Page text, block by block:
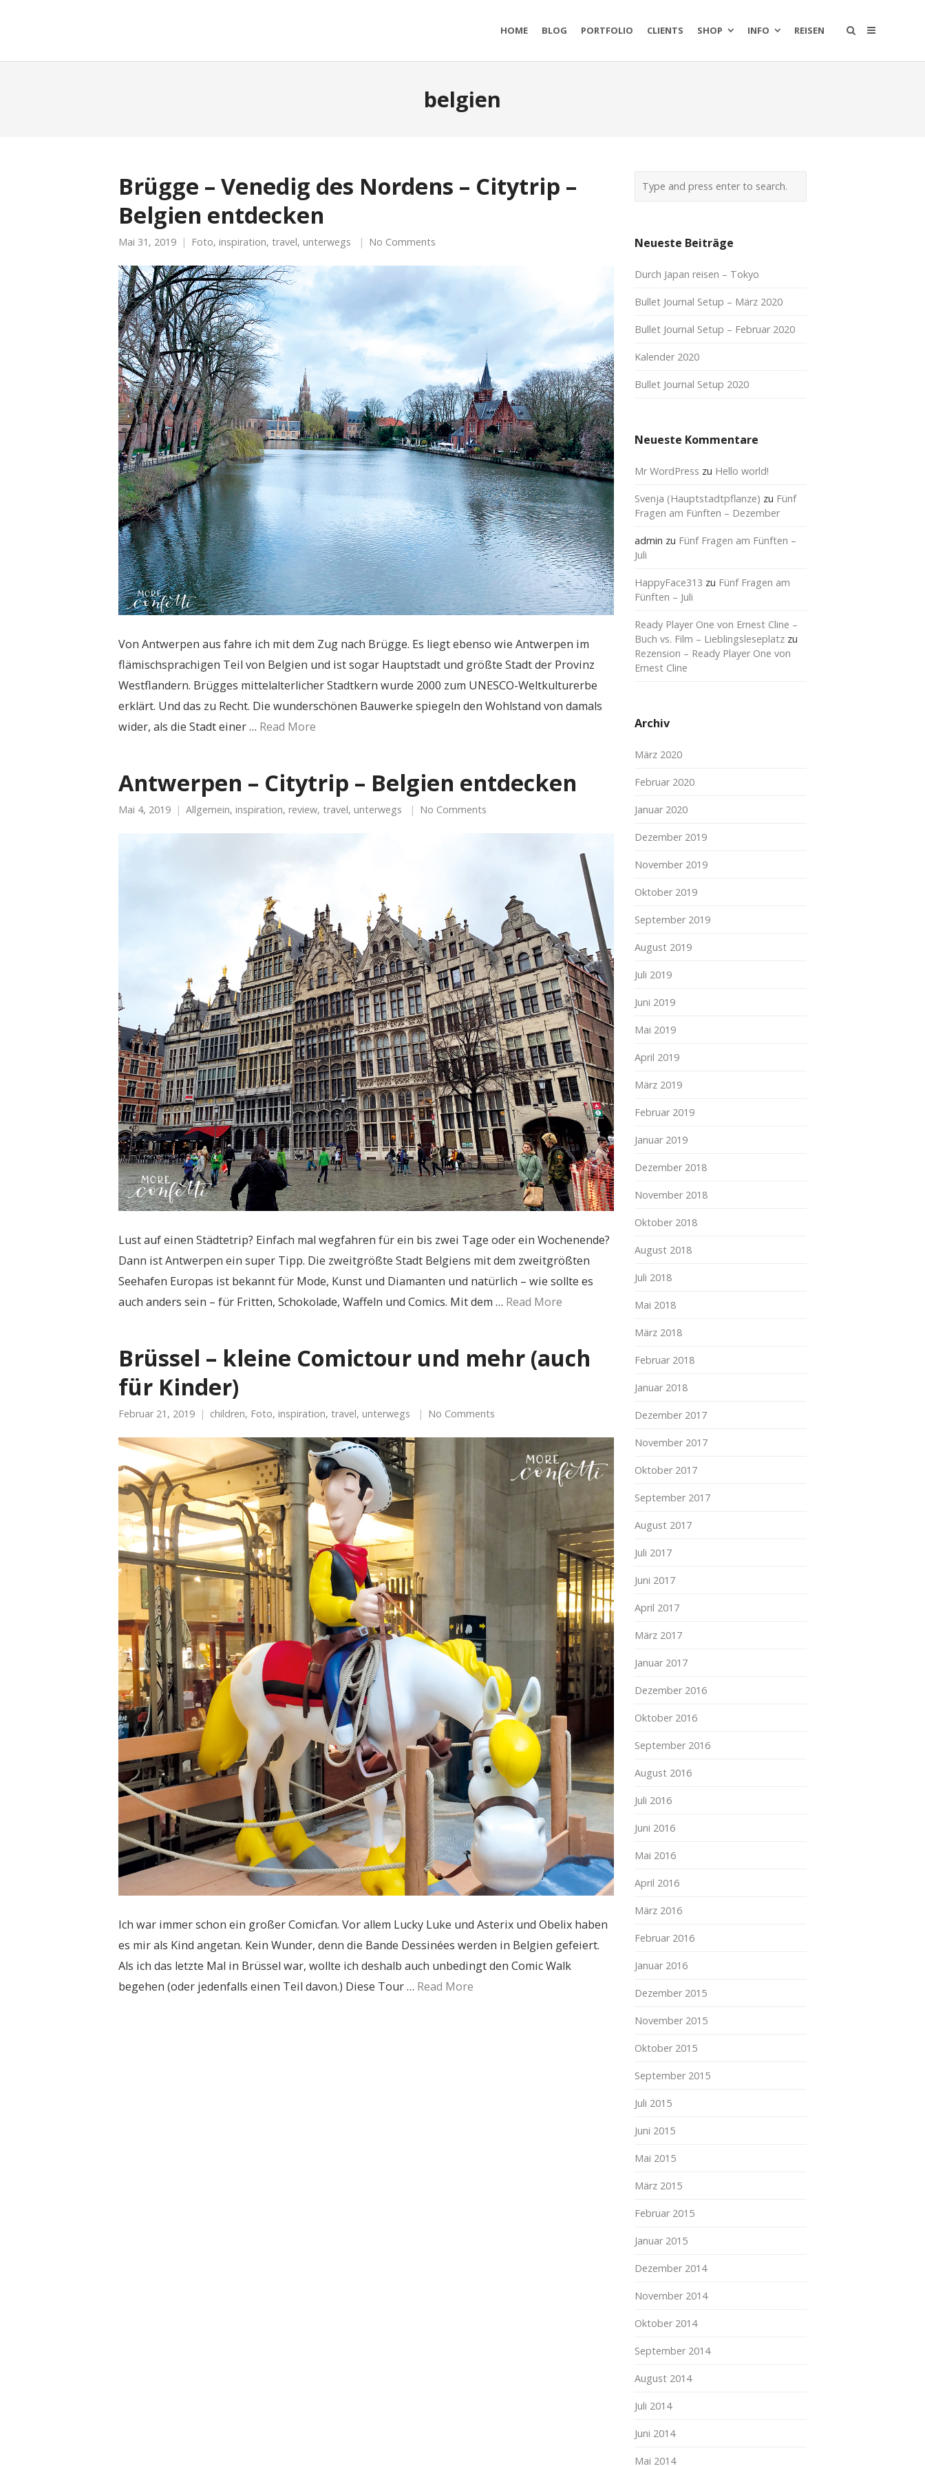
HOME BLOG PORTFOLIO CLIENTS SHOP INFO REISEN
belgien
Brügge – Venedig des Nordens – Citytrip –
Belgien entdecken
Mai 31, 2019 Foto, inspiration, travel, unterwegs No Comments
Von Antwerpen aus fahre ich mit dem Zug nach Brügge. Es liegt ebenso wie Antwerpen im
flämischsprachigen Teil von Belgien und ist sogar Hauptstadt und größte Stadt der Provinz
Westflandern. Brügges mittelalterlicher Stadtkern wurde 2000 zum UNESCO-Weltkulturerbe
erklärt. Und das zu Recht. Die wunderschönen Bauwerke spiegeln den Wohlstand von damals
wider, als die Stadt einer … Read More
Antwerpen – Citytrip – Belgien entdecken
Mai 4, 2019 Allgemein, inspiration, review, travel, unterwegs No Comments
Lust auf einen Städtetrip? Einfach mal wegfahren für ein bis zwei Tage oder ein Wochenende?
Dann ist Antwerpen ein super Tipp. Die zweitgrößte Stadt Belgiens mit dem zweitgrößten
Seehafen Europas ist bekannt für Mode, Kunst und Diamanten und natürlich – wie sollte es
auch anders sein – für Fritten, Schokolade, Waffeln und Comics. Mit dem … Read More
Brüssel – kleine Comictour und mehr (auch
für Kinder)
Februar 21, 2019 children, Foto, inspiration, travel, unterwegs No Comments
Ich war immer schon ein großer Comicfan. Vor allem Lucky Luke und Asterix und Obelix haben
es mir als Kind angetan. Kein Wunder, denn die Bande Dessinées werden in Belgien gefeiert.
Als ich das letzte Mal in Brüssel war, wollte ich deshalb auch unbedingt den Comic Walk
begehen (oder jedenfalls einen Teil davon.) Diese Tour … Read More
Neueste Beiträge
Durch Japan reisen – Tokyo
Bullet Journal Setup – März 2020
Bullet Journal Setup – Februar 2020
Kalender 2020
Bullet Journal Setup 2020
Neueste Kommentare
Mr WordPress zu Hello world!
Svenja (Hauptstadtpflanze) zu Fünf
Fragen am Fünften – Dezember
admin zu Fünf Fragen am Fünften –
Juli
HappyFace313 zu Fünf Fragen am
Fünften – Juli
Ready Player One von Ernest Cline –
Buch vs. Film – Lieblingsleseplatz zu
Rezension – Ready Player One von
Ernest Cline
Archiv
März 2020
Februar 2020
Januar 2020
Dezember 2019
November 2019
Oktober 2019
September 2019
August 2019
Juli 2019
Juni 2019
Mai 2019
April 2019
März 2019
Februar 2019
Januar 2019
Dezember 2018
November 2018
Oktober 2018
August 2018
Juli 2018
Mai 2018
März 2018
Februar 2018
Januar 2018
Dezember 2017
November 2017
Oktober 2017
September 2017
August 2017
Juli 2017
Juni 2017
April 2017
März 2017
Januar 2017
Dezember 2016
Oktober 2016
September 2016
August 2016
Juli 2016
Juni 2016
Mai 2016
April 2016
März 2016
Februar 2016
Januar 2016
Dezember 2015
November 2015
Oktober 2015
September 2015
Juli 2015
Juni 2015
Mai 2015
März 2015
Februar 2015
Januar 2015
Dezember 2014
November 2014
Oktober 2014
September 2014
August 2014
Juli 2014
Juni 2014
Mai 2014